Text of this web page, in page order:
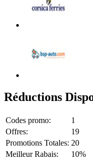
Réductions
Codes promo:
1
Offres:
19
Promotions Totales: 20
Meilleur Rabais:
10%